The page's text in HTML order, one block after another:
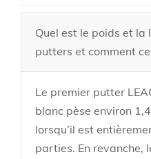
Quel est le poids et la
putters et comment
Le premier putter
blanc pèse environ
lorsqu’il est
parties. En revanche,